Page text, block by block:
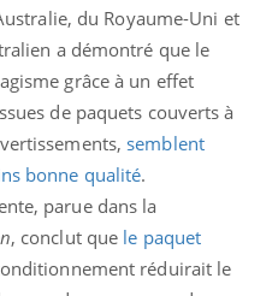
du Royaume-Uni et
a démontré que le
grâce à un effet
de paquets couverts à
semblent
bonne qualité.
parue dans la
, conclut que le paquet
réduirait le